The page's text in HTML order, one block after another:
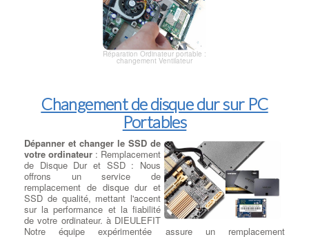
Réparation Ordinateur portable :
changement Ventilateur
Changement de disque dur sur PC
Portables
Dépanner et changer le SSD de
votre ordinateur : Remplacement
de Disque Dur et SSD : Nous
offrons un service de
remplacement de disque dur et
SSD de qualité, mettant l'accent
sur la performance et la fiabilité
de votre ordinateur. à DIEULEFIT
Notre équipe expérimentée assure un remplacement